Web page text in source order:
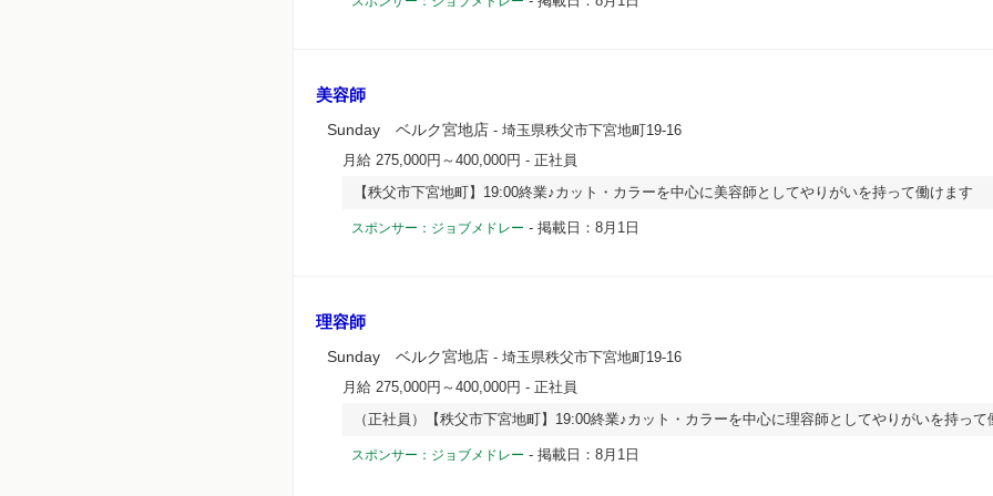
美容師
Sunday ベルク宮地店 - 埼玉県秩父市下宮地町19-16
月給 275,000円～400,000円 - 正社員
【秩父市下宮地町】19:00終業♪カット・カラーを中心に美容師としてやりがいを持って働けます
スポンサー：ジョブメドレー - 掲載日：8月1日
理容師
Sunday ベルク宮地店 - 埼玉県秩父市下宮地町19-16
月給 275,000円～400,000円 - 正社員
（正社員）【秩父市下宮地町】19:00終業♪カット・カラーを中心に理容師としてやりがいを持って
スポンサー：ジョブメドレー - 掲載日：8月1日